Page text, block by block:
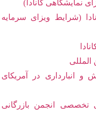
نمایشگاهی کانادا)
(شرایط ویزای سرمایه
و انبارداری در آمریکای
تخصصی انجمن بازرگانی